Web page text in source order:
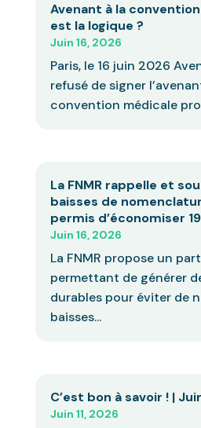
Avenant à la
est la logique ?
Juin 16, 2026
Paris, le 16 juin 2026
refusé de signer
convention médicale
La FNMR rappelle et
baisses de
permis d’économiser
Juin 16, 2026
La FNMR propose un
permettant de générer
durables pour éviter de
baisses...
C’est bon à savoir ! |
Juin 11, 2026